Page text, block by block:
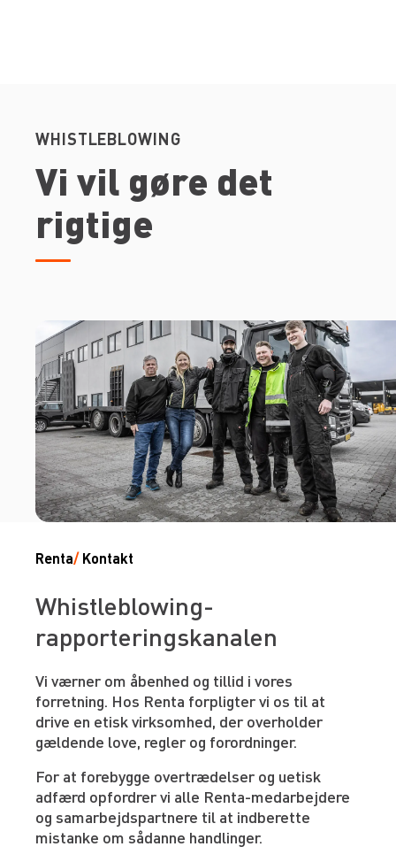
WHISTLEBLOWING
Vi vil gøre det
rigtige
Renta/ Kontakt
Whistleblowing-
rapporteringskanalen
Vi værner om åbenhed og tillid i vores
forretning. Hos Renta forpligter vi os til at
drive en etisk virksomhed, der overholder
gældende love, regler og forordninger.
For at forebygge overtrædelser og uetisk
adfærd opfordrer vi alle Renta-medarbejdere
og samarbejdspartnere til at indberette
mistanke om sådanne handlinger.